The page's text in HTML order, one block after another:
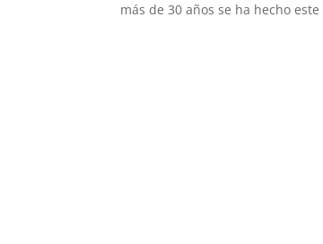
más de 30 años se ha hecho